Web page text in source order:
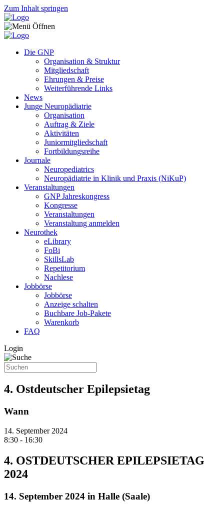
Zum Inhalt springen
Die GNP
Organisation & Struktur
Mitgliedschaft
Ehrungen & Preise
Weiterführende Links
News
Junge Neuropädiatrie
Organisation
Auftrag & Ziele
Aktivitäten
Juniormitgliedschaft
Fortbildungsreihe
Journale
Neuropediatrics
Neuropädiatrie in Klinik und Praxis (NiKuP)
Veranstaltungen
GNP Jahreskongress
Kongresse
Veranstaltungen
Veranstaltung anmelden
Neurothek
eLibrary
FoBi
SkillsLab
Repetitorium
Nachlese
Jobbörse
Jobbörse
Anzeige schalten
Buchbare Job-Pakete
Warenkorb
FAQ
Login
4. Ostdeutscher Epilepsietag
Wann
14. September 2024
8:30 - 16:30
4. OSTDEUTSCHER EPILEPSIETAG
2024
14. September 2024 in Halle (Saale)